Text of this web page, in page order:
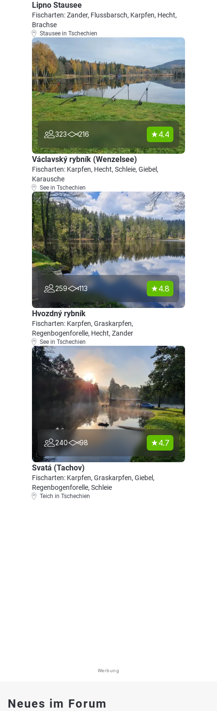
Lipno Stausee
Fischarten: Zander, Flussbarsch, Karpfen, Hecht,
Brachse
Stausee in Tschechien
323 216 4.4
Václavský rybník (Wenzelsee)
Fischarten: Karpfen, Hecht, Schleie, Giebel,
Karausche
See in Tschechien
259 113 4.8
Hvozdný rybník
Fischarten: Karpfen, Graskarpfen,
Regenbogenforelle, Hecht, Zander
See in Tschechien
240 98 4.7
Svatá (Tachov)
Fischarten: Karpfen, Graskarpfen, Giebel,
Regenbogenforelle, Schleie
Teich in Tschechien
Werbung
Neues im Forum